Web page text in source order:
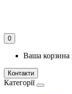
0
Ваша
Контакти
Категорії